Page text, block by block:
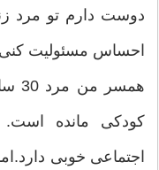
دوست دارم تو مرد
احساس مسئولیت
کودکی مانده
اجتماعی خوبی